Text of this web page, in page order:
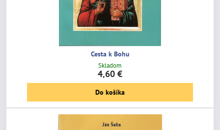
Cesta k Bohu
Skladom
4,60 €
Do košíka